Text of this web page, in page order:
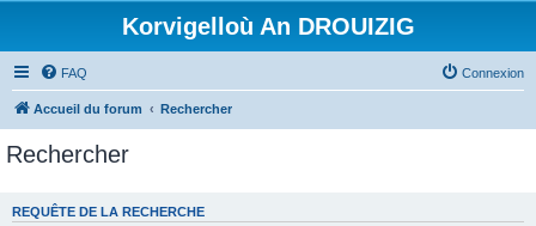
Korvigelloù An DROUIZIG
FAQ Connexion
Accueil du forum Rechercher
Rechercher
REQUÊTE DE LA RECHERCHE